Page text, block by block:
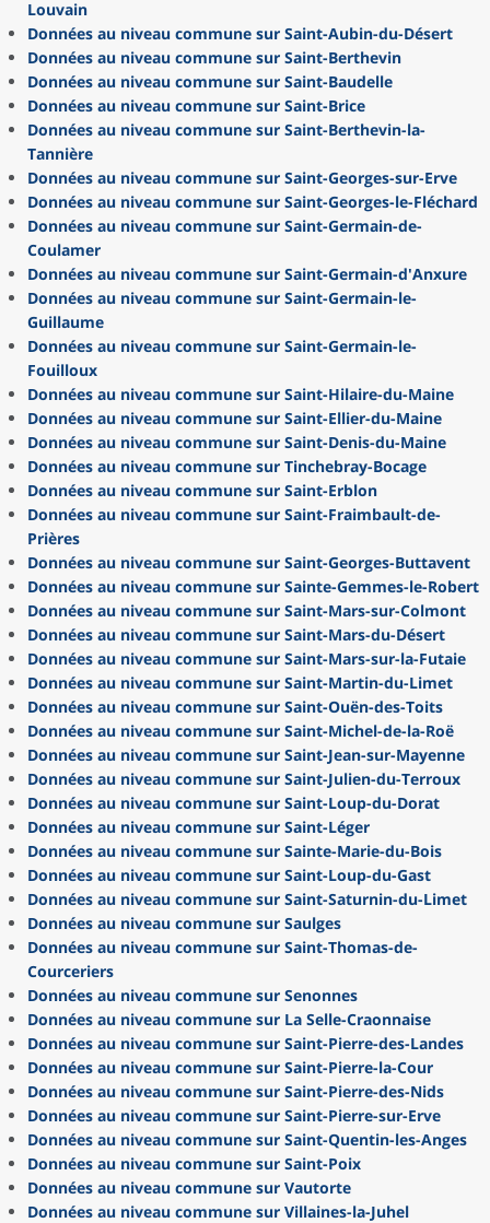
Louvain
Données au niveau commune sur Saint-Aubin-du-Désert
Données au niveau commune sur Saint-Berthevin
Données au niveau commune sur Saint-Baudelle
Données au niveau commune sur Saint-Brice
Données au niveau commune sur Saint-Berthevin-la-
Tannière
Données au niveau commune sur Saint-Georges-sur-Erve
Données au niveau commune sur Saint-Georges-le-Fléchard
Données au niveau commune sur Saint-Germain-de-
Coulamer
Données au niveau commune sur Saint-Germain-d'Anxure
Données au niveau commune sur Saint-Germain-le-
Guillaume
Données au niveau commune sur Saint-Germain-le-
Fouilloux
Données au niveau commune sur Saint-Hilaire-du-Maine
Données au niveau commune sur Saint-Ellier-du-Maine
Données au niveau commune sur Saint-Denis-du-Maine
Données au niveau commune sur Tinchebray-Bocage
Données au niveau commune sur Saint-Erblon
Données au niveau commune sur Saint-Fraimbault-de-
Prières
Données au niveau commune sur Saint-Georges-Buttavent
Données au niveau commune sur Sainte-Gemmes-le-Robert
Données au niveau commune sur Saint-Mars-sur-Colmont
Données au niveau commune sur Saint-Mars-du-Désert
Données au niveau commune sur Saint-Mars-sur-la-Futaie
Données au niveau commune sur Saint-Martin-du-Limet
Données au niveau commune sur Saint-Ouën-des-Toits
Données au niveau commune sur Saint-Michel-de-la-Roë
Données au niveau commune sur Saint-Jean-sur-Mayenne
Données au niveau commune sur Saint-Julien-du-Terroux
Données au niveau commune sur Saint-Loup-du-Dorat
Données au niveau commune sur Saint-Léger
Données au niveau commune sur Sainte-Marie-du-Bois
Données au niveau commune sur Saint-Loup-du-Gast
Données au niveau commune sur Saint-Saturnin-du-Limet
Données au niveau commune sur Saulges
Données au niveau commune sur Saint-Thomas-de-
Courceriers
Données au niveau commune sur Senonnes
Données au niveau commune sur La Selle-Craonnaise
Données au niveau commune sur Saint-Pierre-des-Landes
Données au niveau commune sur Saint-Pierre-la-Cour
Données au niveau commune sur Saint-Pierre-des-Nids
Données au niveau commune sur Saint-Pierre-sur-Erve
Données au niveau commune sur Saint-Quentin-les-Anges
Données au niveau commune sur Saint-Poix
Données au niveau commune sur Vautorte
Données au niveau commune sur Villaines-la-Juhel